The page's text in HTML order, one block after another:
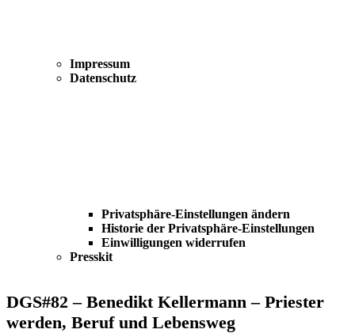
Impressum
Datenschutz
Privatsphäre-Einstellungen ändern
Historie der Privatsphäre-Einstellungen
Einwilligungen widerrufen
Presskit
DGS#82 – Benedikt Kellermann – Priester
werden, Beruf und Lebensweg